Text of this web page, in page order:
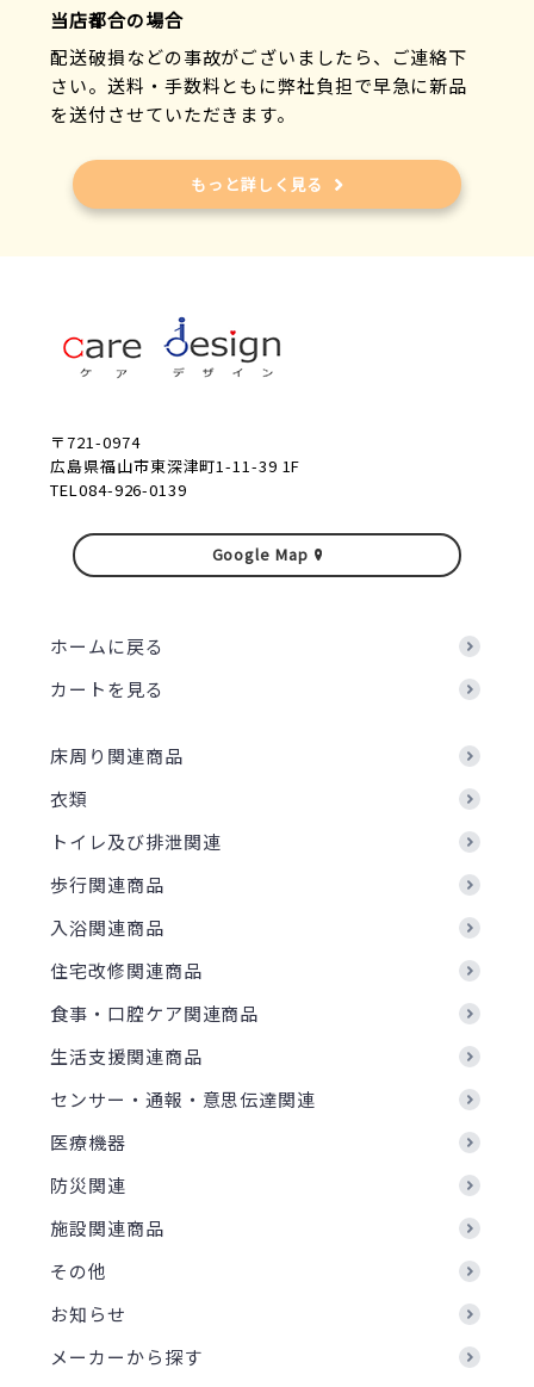
当店都合の場合
配送破損などの事故がございましたら、ご連絡下
さい。送料・手数料ともに弊社負担で早急に新品
を送付させていただきます。
もっと詳しく見る
〒721-0974
広島県福山市東深津町1-11-39 1F
TEL084-926-0139
Google Map
ホームに戻る
カートを見る
床周り関連商品
衣類
トイレ及び排泄関連
歩行関連商品
入浴関連商品
住宅改修関連商品
食事・口腔ケア関連商品
生活支援関連商品
センサー・通報・意思伝達関連
医療機器
防災関連
施設関連商品
その他
お知らせ
メーカーから探す